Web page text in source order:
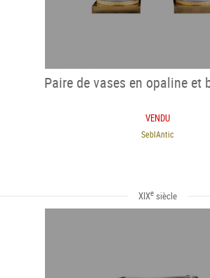
Paire de vases en opaline et
VENDU
SeblAntic
XIXesiècle